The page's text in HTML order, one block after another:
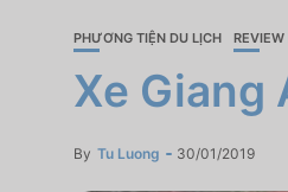
PHƯƠNG TIỆN DU LỊCH
Xe Giang
By Tu Luong 30/01/2019